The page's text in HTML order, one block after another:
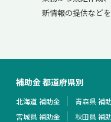
新情報の提供など
補助金 都道府県別
北海道 補助金 青森県 補
宮城県 補助金
秋田県 補